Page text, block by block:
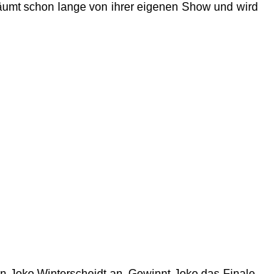
schon lange von ihrer eigenen Show und wird